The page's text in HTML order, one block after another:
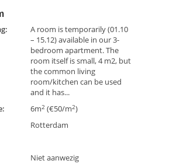
A room is temporarily (01.10
– 15.12) available in our 3-
bedroom apartment. The
room itself is small, 4 m2, but
the common living
room/kitchen can be used
and it has...
6m2 (€50/m2)
Rotterdam
Niet aanwezig